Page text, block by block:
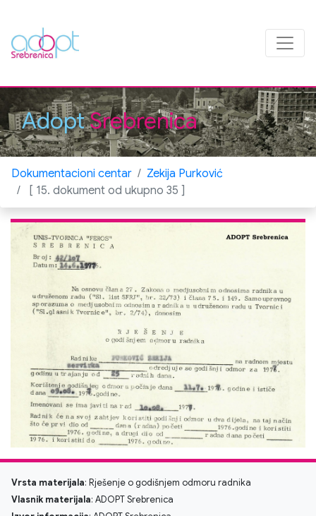
AdoptSrebrenica
Dokumentacioni centar
Zekija Purković
[ 15. dokument od ukupno 35 ]
Vrsta materijala: Rješenje o godišnjem odmoru radnika
Vlasnik materijala: ADOPT Srebrenica